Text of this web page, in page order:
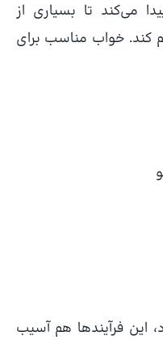
می‌کند تا بسیاری از
کند. خواب مناسب برای
این فرآیندها هم آسیب